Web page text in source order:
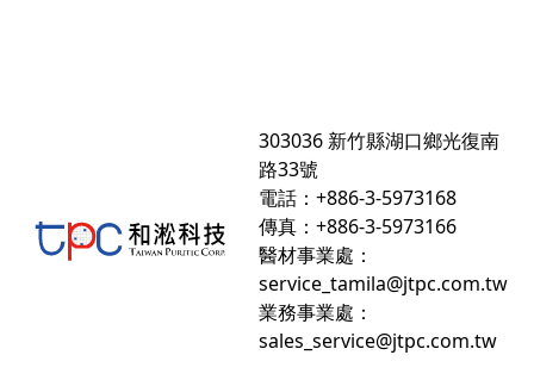
303036 新竹縣湖口鄉光復南
路33號
電話：+886-3-5973168
傳真：+886-3-5973166
醫材事業處：
service_tamila@jtpc.com.tw
業務事業處：
sales_service@jtpc.com.tw